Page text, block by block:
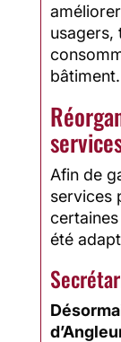
usagers,
bâtiment.
Afin de
services
été